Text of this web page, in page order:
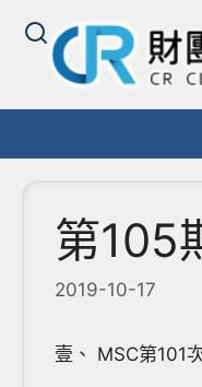
容
第105
2019-10-17
壹、 MSC第101